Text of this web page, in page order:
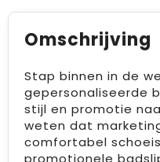
Waterbestendige
Reistassensets
Omschrijving
Stap binnen in de
gepersonaliseerde
stijl en promotie
weten dat
comfortabel
promotionele